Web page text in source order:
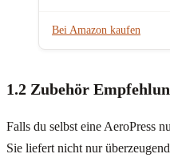
Bei Amazon kaufen
1.2 Zubehör
Falls du selbst eine AeroPress
Sie liefert nicht nur